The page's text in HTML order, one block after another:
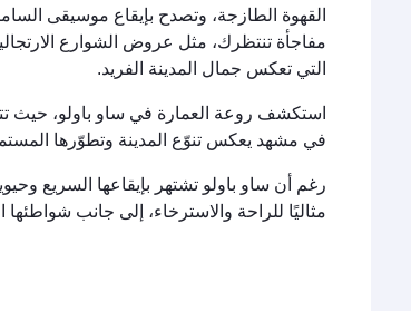
القهوة الطازجة، وتصدح بإيقاع موسيقى
مفاجأة تنتظرك، مثل عروض الشوارع
التي تعكس جمال المدينة الفريد.
استكشف روعة العمارة في ساو باولو، حيث
في مشهد يعكس تنوّع المدينة وتطوّرها
رغم أن ساو باولو تشتهر بإيقاعها السريع
مثاليًا للراحة والاسترخاء، إلى جانب شواطئها